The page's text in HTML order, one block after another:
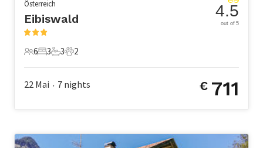
Österreich
Eibiswald
6 Gäste
6
3 Schlafzimmer
3
3 Badezimmer
3
2 Haustiere
2
4.5
out of 5
22 Mai • 7 nights € 711